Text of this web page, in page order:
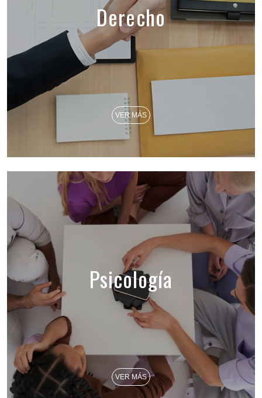
Derecho
VER MÁS
Psicología
VER MÁS